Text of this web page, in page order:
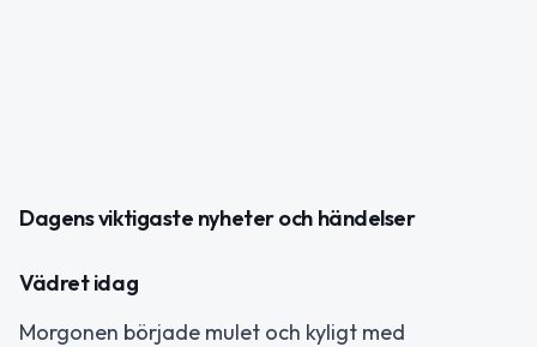
Dagens viktigaste nyheter och händelser
Vädret idag
Morgonen började mulet och kyligt med